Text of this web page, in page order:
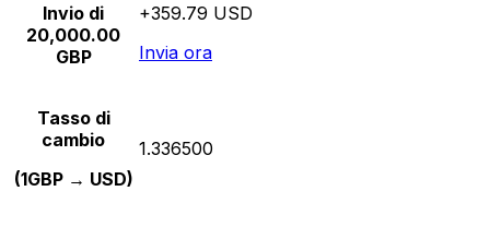
Invio di
20,000.00
GBP
+359.79 USD
Invia ora
Tasso di
cambio
(1GBP → USD)
1.336500